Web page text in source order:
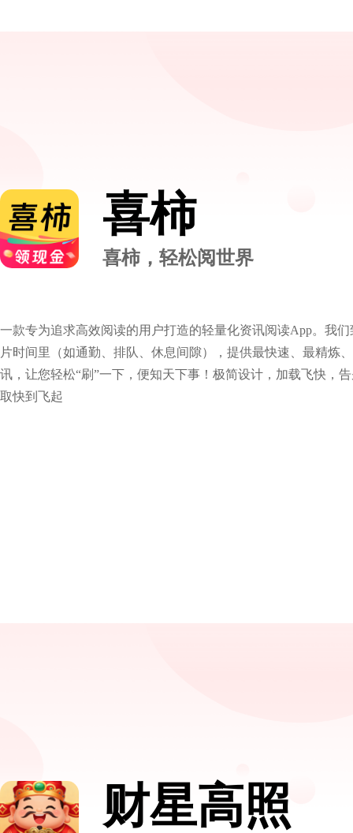
喜柿
喜柿，轻松阅世界
一款专为追求高效阅读的用户打造的轻量化资讯阅读App。我
片时间里（如通勤、排队、休息间隙），提供最快速、最精炼
讯，让您轻松“刷”一下，便知天下事！极简设计，加载飞快，
取快到飞起
财星高照